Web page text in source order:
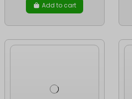
Add to cart